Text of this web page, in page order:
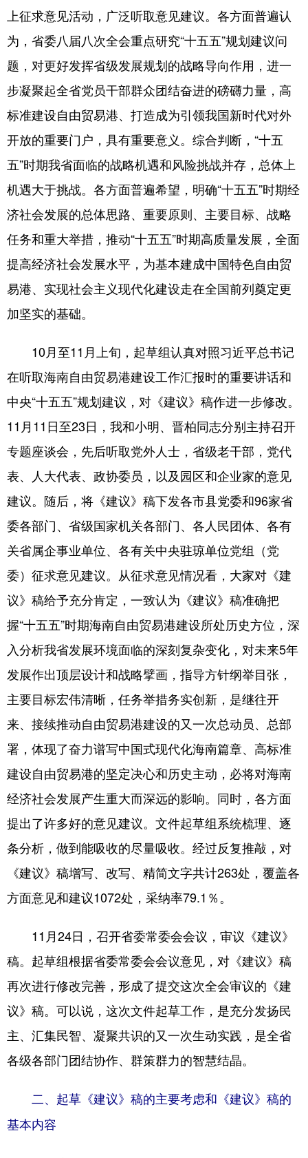
上征求意见活动，广泛听取意见建议。各方面普遍认
为，省委八届八次全会重点研究“十五五”规划建议问
题，对更好发挥省级发展规划的战略导向作用，进一
步凝聚起全省党员干部群众团结奋进的磅礴力量，高
标准建设自由贸易港、打造成为引领我国新时代对外
开放的重要门户，具有重要意义。综合判断，“十五
五”时期我省面临的战略机遇和风险挑战并存，总体上
机遇大于挑战。各方面普遍希望，明确“十五五”时期经
济社会发展的总体思路、重要原则、主要目标、战略
任务和重大举措，推动“十五五”时期高质量发展，全面
提高经济社会发展水平，为基本建成中国特色自由贸
易港、实现社会主义现代化建设走在全国前列奠定更
加坚实的基础。
10月至11月上旬，起草组认真对照习近平总书记
在听取海南自由贸易港建设工作汇报时的重要讲话和
中央“十五五”规划建议，对《建议》稿作进一步修改。
11月11日至23日，我和小明、晋柏同志分别主持召开
专题座谈会，先后听取党外人士，省级老干部，党代
表、人大代表、政协委员，以及园区和企业家的意见
建议。随后，将《建议》稿下发各市县党委和96家省
委各部门、省级国家机关各部门、各人民团体、各有
关省属企事业单位、各有关中央驻琼单位党组（党
委）征求意见建议。从征求意见情况看，大家对《建
议》稿给予充分肯定，一致认为《建议》稿准确把
握“十五五”时期海南自由贸易港建设所处历史方位，深
入分析我省发展环境面临的深刻复杂变化，对未来5年
发展作出顶层设计和战略擘画，指导方针纲举目张，
主要目标宏伟清晰，任务举措务实创新，是继往开
来、接续推动自由贸易港建设的又一次总动员、总部
署，体现了奋力谱写中国式现代化海南篇章、高标准
建设自由贸易港的坚定决心和历史主动，必将对海南
经济社会发展产生重大而深远的影响。同时，各方面
提出了许多好的意见建议。文件起草组系统梳理、逐
条分析，做到能吸收的尽量吸收。经过反复推敲，对
《建议》稿增写、改写、精简文字共计263处，覆盖各
方面意见和建议1072处，采纳率79.1％。
11月24日，召开省委常委会会议，审议《建议》
稿。起草组根据省委常委会会议意见，对《建议》稿
再次进行修改完善，形成了提交这次全会审议的《建
议》稿。可以说，这次文件起草工作，是充分发扬民
主、汇集民智、凝聚共识的又一次生动实践，是全省
各级各部门团结协作、群策群力的智慧结晶。
二、起草《建议》稿的主要考虑和《建议》稿的
基本内容